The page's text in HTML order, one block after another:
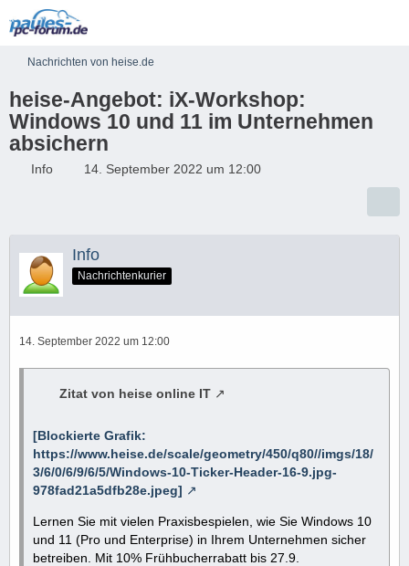
Nachrichten von heise.de
heise-Angebot: iX-Workshop:
Windows 10 und 11 im Unternehmen
absichern
Info 14. September 2022 um 12:00
Info
Nachrichtenkurier
14. September 2022 um 12:00
Zitat von heise online IT
[Blockierte Grafik:
https://www.heise.de/scale/geometry/450/q80//imgs/18/
3/6/0/6/9/6/5/Windows-10-Ticker-Header-16-9.jpg-
978fad21a5dfb28e.jpeg]
Lernen Sie mit vielen Praxisbespielen, wie Sie Windows 10
und 11 (Pro und Enterprise) in Ihrem Unternehmen sicher
betreiben. Mit 10% Frühbucherrabatt bis 27.9.